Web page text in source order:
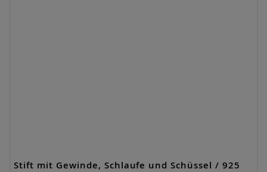
Stift mit Gewinde, Schlaufe und Schüssel / 925